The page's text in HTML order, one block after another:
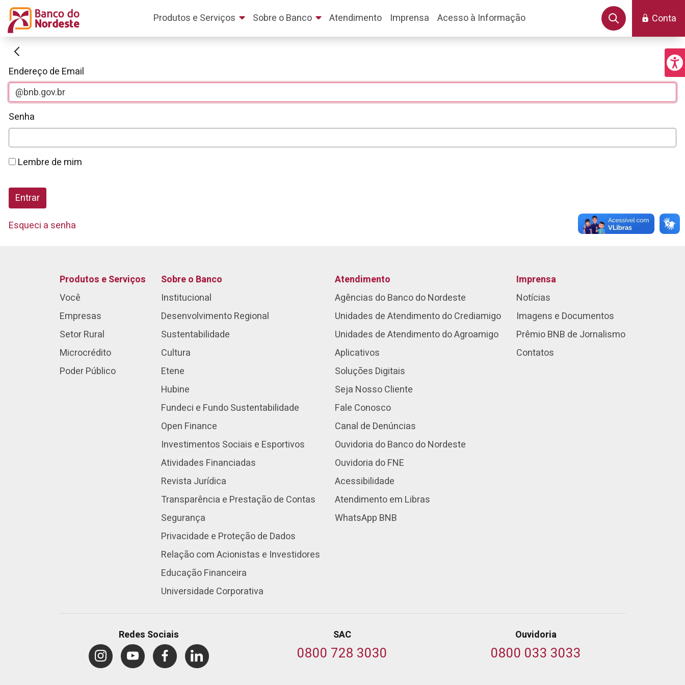
Conta
Produtos e Serviços Sobre o Banco Atendimento Imprensa Acesso à Informação
Autenticação
Endereço de Email
Senha
Lembre de mim
Entrar
Esqueci a senha
Produtos e Serviços
Você
Empresas
Setor Rural
Microcrédito
Poder Público
Sobre o Banco
Institucional
Desenvolvimento Regional
Sustentabilidade
Cultura
Etene
Hubine
Fundeci e Fundo Sustentabilidade
Open Finance
Investimentos Sociais e Esportivos
Atividades Financiadas
Revista Jurídica
Transparência e Prestação de Contas
Segurança
Privacidade e Proteção de Dados
Relação com Acionistas e Investidores
Educação Financeira
Universidade Corporativa
Atendimento
Agências do Banco do Nordeste
Unidades de Atendimento do Crediamigo
Unidades de Atendimento do Agroamigo
Aplicativos
Soluções Digitais
Seja Nosso Cliente
Fale Conosco
Canal de Denúncias
Ouvidoria do Banco do Nordeste
Ouvidoria do FNE
Acessibilidade
Atendimento em Libras
WhatsApp BNB
Imprensa
Notícias
Imagens e Documentos
Prêmio BNB de Jornalismo
Contatos
Redes Sociais SAC
0800 728 3030
Ouvidoria
0800 033 3033